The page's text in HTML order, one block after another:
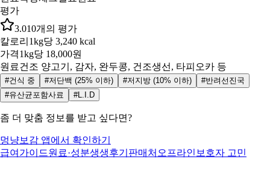
평가
3.010개의 평가
칼로리 1kg당 3,240 kcal
가격1kg당 18,000원
원료건조 양고기, 감자, 완두콩, 건조생선, 타피오카 등
#건식 중 #저단백 (25% 이하) #저지방 (10% 이하)
#반려선진국
#유산균포함사료
#L.I.D
좀 더 맞춤 정보를 받고 싶다면?
멍냥보감 앱에서 확인하기
급여가이드원료·성분생생후기 판매처 오프라인 보호자 고민